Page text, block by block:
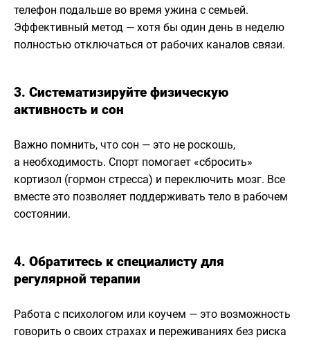
телефон подальше во время ужина с семьей.
Эффективный метод — хотя бы один день в неделю
полностью отключаться от рабочих каналов связи.
3. Систематизируйте физическую
активность и сон
Важно помнить, что сон — это не роскошь,
а необходимость. Спорт помогает «сбросить»
кортизол (гормон стресса) и переключить мозг. Все
вместе это позволяет поддерживать тело в рабочем
состоянии.
4. Обратитесь к специалисту для
регулярной терапии
Работа с психологом или коучем — это возможность
говорить о своих страхах и переживаниях без риска